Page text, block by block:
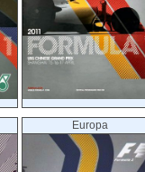
Europa